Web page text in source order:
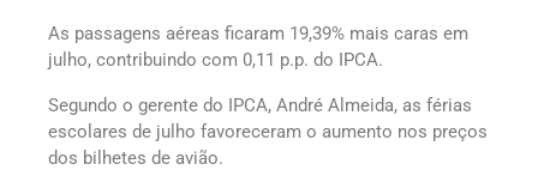
As passagens aéreas ficaram 19,39% mais caras em
julho, contribuindo com 0,11 p.p. do IPCA.
Segundo o gerente do IPCA, André Almeida, as férias
escolares de julho favoreceram o aumento nos preços
dos bilhetes de avião.